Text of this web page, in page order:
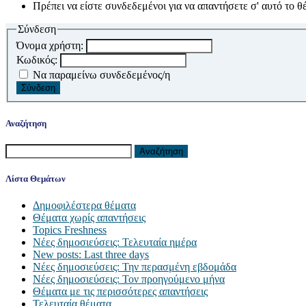
Πρέπει να είστε συνδεδεμένοι για να απαντήσετε σ' αυτό το
Σύνδεση
Όνομα χρήστη:
Κωδικός:
Να παραμείνω συνδεδεμένος/η
Σύνδεση
Αναζήτηση
Αναζήτηση
για:
Λίστα Θεμάτων
Δημοφιλέστερα θέματα
Θέματα χωρίς απαντήσεις
Topics Freshness
Νέες δημοσιεύσεις: Τελευταία ημέρα
New posts: Last three days
Νέες δημοσιεύσεις: Την περασμένη εβδομάδα
Νέες δημοσιεύσεις: Τον προηγούμενο μήνα
Θέματα με τις περισσότερες απαντήσεις
Τελευταία θέματα